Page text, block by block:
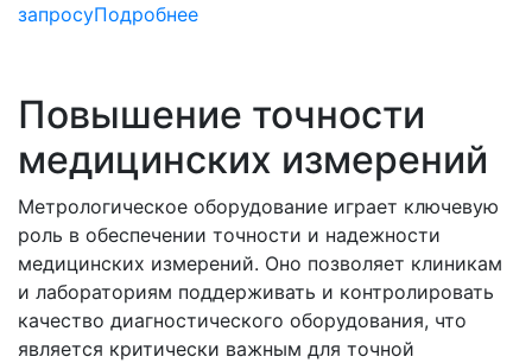
запросуПодробнее
Повышение точности
медицинских измерений
Метрологическое оборудование играет ключевую
роль в обеспечении точности и надежности
медицинских измерений. Оно позволяет клиникам
и лабораториям поддерживать и контролировать
качество диагностического оборудования, что
является критически важным для точной